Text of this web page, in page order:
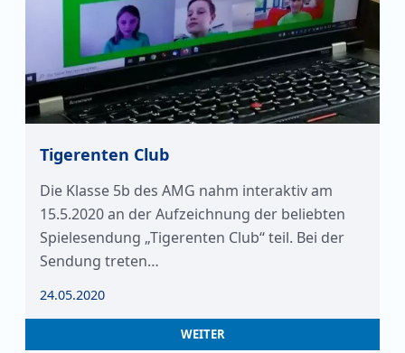
Tigerenten Club
Die Klasse 5b des AMG nahm interaktiv am
15.5.2020 an der Aufzeichnung der beliebten
Spielesendung „Tigerenten Club“ teil. Bei der
Sendung treten…
24.05.2020
WEITER